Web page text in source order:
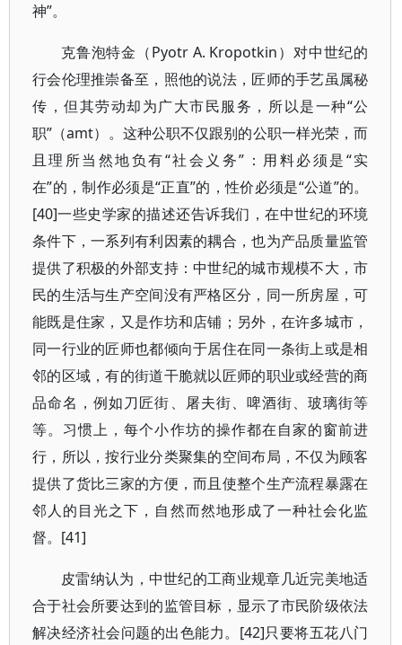
神”。
克鲁泡特金（Pyotr A. Kropotkin）对中世纪的
行会伦理推崇备至，照他的说法，匠师的手艺虽属秘
传，但其劳动却为广大市民服务，所以是一种“公
职”（amt）。这种公职不仅跟别的公职一样光荣，而
且理所当然地负有“社会义务”：用料必须是“实
在”的，制作必须是“正直”的，性价必须是“公道”的。
[40]一些史学家的描述还告诉我们，在中世纪的环境
条件下，一系列有利因素的耦合，也为产品质量监管
提供了积极的外部支持：中世纪的城市规模不大，市
民的生活与生产空间没有严格区分，同一所房屋，可
能既是住家，又是作坊和店铺；另外，在许多城市，
同一行业的匠师也都倾向于居住在同一条街上或是相
邻的区域，有的街道干脆就以匠师的职业或经营的商
品命名，例如刀匠街、屠夫街、啤酒街、玻璃街等
等。习惯上，每个小作坊的操作都在自家的窗前进
行，所以，按行业分类聚集的空间布局，不仅为顾客
提供了货比三家的方便，而且使整个生产流程暴露在
邻人的目光之下，自然而然地形成了一种社会化监
督。[41]
皮雷纳认为，中世纪的工商业规章几近完美地适
合于社会所要达到的监管目标，显示了市民阶级依法
解决经济社会问题的出色能力。[42]只要将五花八门